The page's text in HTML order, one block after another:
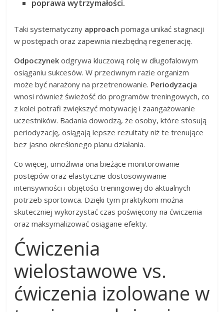
poprawa wytrzymałości.
Taki systematyczny approach pomaga unikać stagnacji
w postępach oraz zapewnia niezbędną regenerację.
Odpoczynek odgrywa kluczową rolę w długofalowym
osiąganiu sukcesów. W przeciwnym razie organizm
może być narażony na przetrenowanie. Periodyzacja
wnosi również świeżość do programów treningowych, co
z kolei potrafi zwiększyć motywację i zaangażowanie
uczestników. Badania dowodzą, że osoby, które stosują
periodyzację, osiągają lepsze rezultaty niż te trenujące
bez jasno określonego planu działania.
Co więcej, umożliwia ona bieżące monitorowanie
postępów oraz elastyczne dostosowywanie
intensywności i objętości treningowej do aktualnych
potrzeb sportowca. Dzięki tym praktykom można
skuteczniej wykorzystać czas poświęcony na ćwiczenia
oraz maksymalizować osiągane efekty.
Ćwiczenia
wielostawowe vs.
ćwiczenia izolowane w